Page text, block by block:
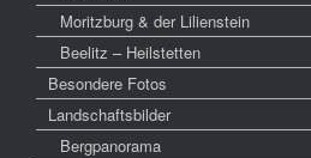
Moritzburg & der Lilienstein
Beelitz – Heilstetten
Besondere Fotos
Landschaftsbilder
Bergpanorama